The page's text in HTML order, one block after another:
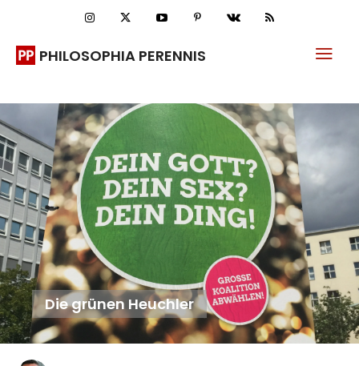
PHILOSOPHIA PERENNIS
Die grünen Heuchler